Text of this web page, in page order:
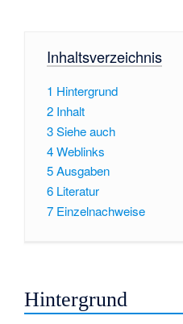
Inhaltsverzeichnis
1 Hintergrund
2 Inhalt
3Siehe auch
4Weblinks
5Ausgaben
6 Literatur
7 Einzelnachweise
Hintergrund